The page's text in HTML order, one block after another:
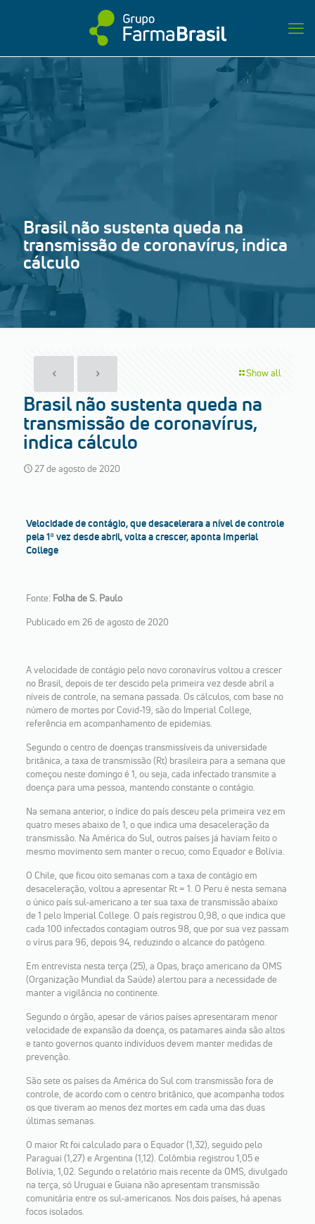
Brasil não sustenta queda na
transmissão de coronavírus, indica
cálculo
Show all
Brasil não sustenta queda na
transmissão de coronavírus,
indica cálculo
27 de agosto de 2020
Velocidade de contágio, que desacelerara a nível de controle
pela 1ª vez desde abril, volta a crescer, aponta Imperial
College
Fonte: Folha de S. Paulo
Publicado em 26 de agosto de 2020
A velocidade de contágio pelo novo coronavírus voltou a crescer
no Brasil, depois de ter descido pela primeira vez desde abril a
níveis de controle, na semana passada. Os cálculos, com base no
número de mortes por Covid-19, são do Imperial College,
referência em acompanhamento de epidemias.
Segundo o centro de doenças transmissíveis da universidade
britânica, a taxa de transmissão (Rt) brasileira para a semana que
começou neste domingo é 1, ou seja, cada infectado transmite a
doença para uma pessoa, mantendo constante o contágio.
Na semana anterior, o índice do país desceu pela primeira vez em
quatro meses abaixo de 1, o que indica uma desaceleração da
transmissão. Na América do Sul, outros países já haviam feito o
mesmo movimento sem manter o recuo, como Equador e Bolívia.
O Chile, que ficou oito semanas com a taxa de contágio em
desaceleração, voltou a apresentar Rt = 1. O Peru é nesta semana
o único país sul-americano a ter sua taxa de transmissão abaixo
de 1 pelo Imperial College. O país registrou 0,98, o que indica que
cada 100 infectados contagiam outros 98, que por sua vez passam
o vírus para 96, depois 94, reduzindo o alcance do patógeno.
Em entrevista nesta terça (25), a Opas, braço americano da OMS
(Organização Mundial da Saúde) alertou para a necessidade de
manter a vigilância no continente.
Segundo o órgão, apesar de vários países apresentaram menor
velocidade de expansão da doença, os patamares ainda são altos
e tanto governos quanto indivíduos devem manter medidas de
prevenção.
São sete os países da América do Sul com transmissão fora de
controle, de acordo com o centro britânico, que acompanha todos
os que tiveram ao menos dez mortes em cada uma das duas
últimas semanas.
O maior Rt foi calculado para o Equador (1,32), seguido pelo
Paraguai (1,27) e Argentina (1,12). Colômbia registrou 1,05 e
Bolívia, 1,02. Segundo o relatório mais recente da OMS, divulgado
na terça, só Uruguai e Guiana não apresentam transmissão
comunitária entre os sul-americanos. Nos dois países, há apenas
focos isolados.